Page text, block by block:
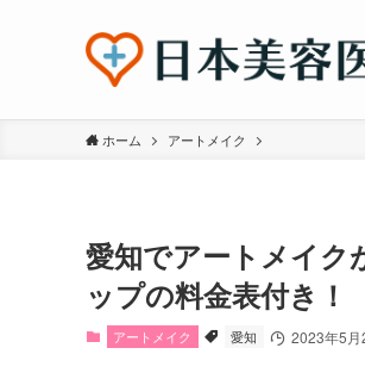
ホーム アートメイク
愛知でアートメイク
ップの料金表付き！
アートメイク 愛知 2023年5月